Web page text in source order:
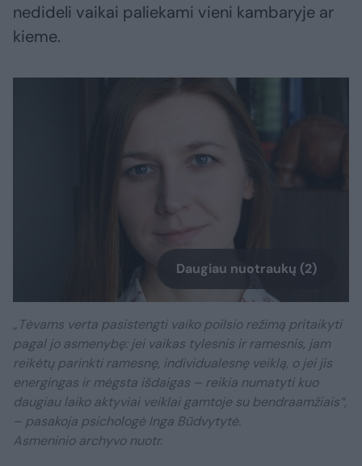
nedideli vaikai paliekami vieni kambaryje ar
kieme.
Daugiau nuotraukų (2)
„Tėvams verta pasistengti vaiko poilsio režimą pritaikyti
pagal jo asmenybę: jei vaikas tylesnis ir ramesnis, jam
reikėtų parinkti ramesnę, individualesnę veiklą, o jei jis
energingas ir mėgsta išdaigas – reikia numatyti kuo
daugiau laiko aktyviai veiklai gamtoje su bendraamžiais“,
– pasakoja psichologė Inga Būdvytytė.
Asmeninio archyvo nuotr.